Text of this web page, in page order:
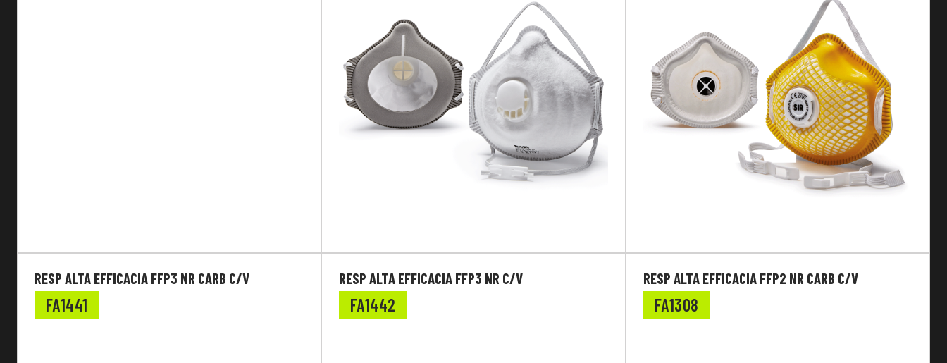
RESP ALTA EFFICACIA FFP3 NR CARB C/V
FA1441
RESP ALTA EFFICACIA FFP3 NR C/V
FA1442
RESP ALTA EFFICACIA FFP2 NR CARB C/V
FA1308